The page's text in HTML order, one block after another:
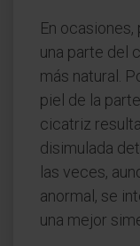
En
una parte del
más natural.
piel de la
cicatriz
disimulada
las veces,
anormal, se
una mejor